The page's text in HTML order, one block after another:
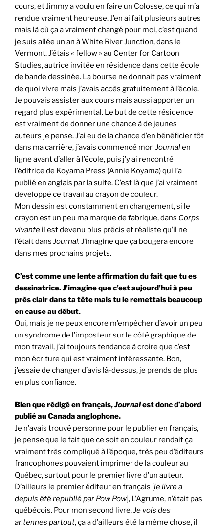
cours, et Jimmy a voulu en faire un Colosse, ce qui m’a
rendue vraiment heureuse. J’en ai fait plusieurs autres
mais là où ça a vraiment changé pour moi, c’est quand
je suis allée un an à White River Junction, dans le
Vermont. J’étais « fellow » au Center for Cartoon
Studies, autrice invitée en résidence dans cette école
de bande dessinée. La bourse ne donnait pas vraiment
de quoi vivre mais j’avais accès gratuitement à l’école.
Je pouvais assister aux cours mais aussi apporter un
regard plus expérimental. Le but de cette résidence
est vraiment de donner une chance à de jeunes
auteurs je pense. J’ai eu de la chance d’en bénéficier tôt
dans ma carrière, j’avais commencé mon Journalen
ligne avant d’aller à l’école, puis j’y ai rencontré
l’éditrice de Koyama Press (Annie Koyama) qui l’a
publié en anglais par la suite. C’est là que j’ai vraiment
développé ce travail au crayon de couleur.
Mon dessin est constamment en changement, si le
crayon est un peu ma marque de fabrique, dans Corps
vivante il est devenu plus précis et réaliste qu’il ne
l’était dans Journal. J’imagine que ça bougera encore
dans mes prochains projets.
C’est comme une lente affirmation du fait que tu es
dessinatrice. J’imagine que c’est aujourd’hui à peu
près clair dans ta tête mais tu le remettais beaucoup
en cause au début.
Oui, mais je ne peux encore m’empêcher d’avoir un peu
un syndrome de l’imposteur sur le côté graphique de
mon travail, j’ai toujours tendance à croire que c’est
mon écriture qui est vraiment intéressante. Bon,
j’essaie de changer d’avis là-dessus, je prends de plus
en plus confiance.
Bien que rédigé en français,Journalest donc d’abord
publié au Canada anglophone.
Je n’avais trouvé personne pour le publier en français,
je pense que le fait que ce soit en couleur rendait ça
vraiment très compliqué à l’époque, très peu d’éditeurs
francophones pouvaient imprimer de la couleur au
Québec, surtout pour le premier livre d’un auteur.
D’ailleurs le premier éditeur en français [le livre a
depuis été republié par Pow Pow], L’Agrume, n’était pas
québécois. Pour mon second livre,Je vois des
antennes partout, ça a d’ailleurs été la même chose, il